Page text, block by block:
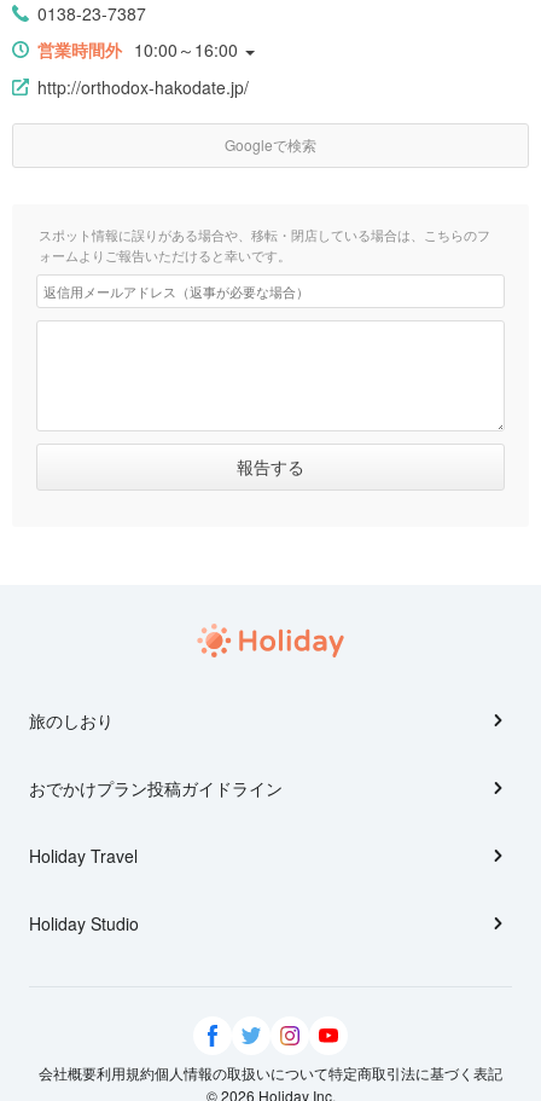
0138-23-7387
営業時間外 10:00～16:00
http://orthodox-hakodate.jp/
Googleで検索
スポット情報に誤りがある場合や、移転・閉店している場合は、こちらのフ
ォームよりご報告いただけると幸いです。
旅のしおり
おでかけプラン投稿ガイドライン
Holiday Travel
Holiday Studio
会社概要利用規約個人情報の取扱いについて特定商取引法に基づく表記
© 2026 Holiday Inc.